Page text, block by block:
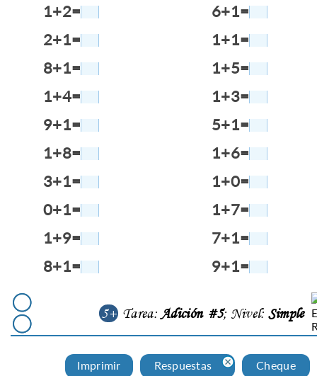
1+2=
6+1=
2+1=
1+1=
8+1=
1+5=
1+4=
1+3=
9+1=
5+1=
1+8=
1+6=
3+1=
1+0=
0+1=
1+7=
1+9=
7+1=
8+1=
9+1=
5+ Tarea:Adición #5; Nivel: Simple
Imprimir Respuestas Cheque